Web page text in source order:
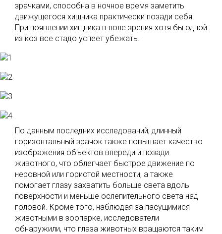
зрачками, способна в ночное время заметить
движущегося хищника практически позади себя.
При появлении хищника в поле зрения хотя бы одной
из коз все стадо успеет убежать.
По данным последних исследований, длинный
горизонтальный зрачок также повышает качество
изображения объектов впереди и позади
животного, что облегчает быстрое движение по
неровной или гористой местности, а также
помогает глазу захватить больше света вдоль
поверхности и меньше ослепительного света над
головой. Кроме того, наблюдая за пасущимися
животными в зоопарке, исследователи
обнаружили, что глаза животных вращаются таким